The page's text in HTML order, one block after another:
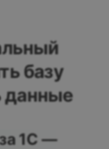
базу
данные
1С —